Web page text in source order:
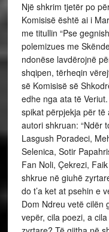
Një shkrim tjetër po
Komisisë është ai i
me titullin “Pse
polemizues me
ndonëse lavdërojnë
shqipen, tërheqin
së Komisisë së
edhe nga ata të
spikat përpjekja për
autori shkruan: “Ndër
Lasgush Poradeci,
Selenica, Sotir
Fan Noli, Çekrezi,
shkrue në giuhë
do t’a ket at psehin e
Dom Ndreu vetë cilën
vepër, cila poezi, a